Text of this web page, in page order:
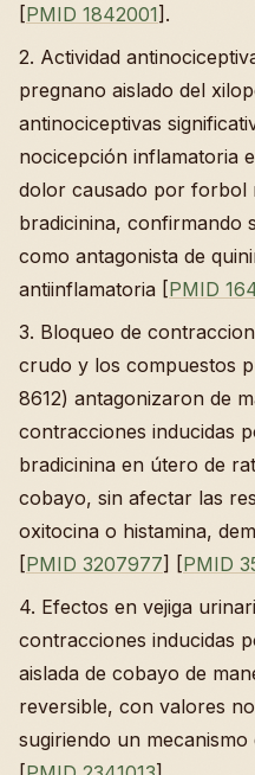
[PMID 1842001].
2. Actividad
pregnano aislado del
antinociceptivas
nocicepción inflamatoria
dolor causado por forbol
bradicinina, confirmando
como antagonista de
antiinflamatoria [PMID
3. Bloqueo de
crudo y los compuestos
8612) antagonizaron de
contracciones inducidas
bradicinina en útero de
cobayo, sin afectar las
oxitocina o histamina,
[PMID 3207977] [PMID
4. Efectos en vejiga
contracciones inducidas
aislada de cobayo de
reversible, con valores
sugiriendo un